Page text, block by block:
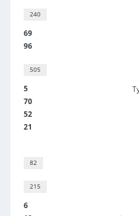
240
69
96
505
5
70
52
21
82
215
6